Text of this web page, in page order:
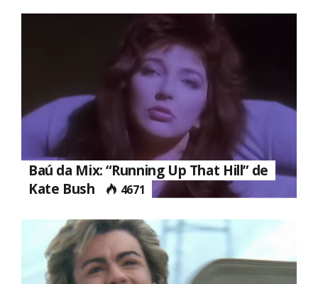
Baú da Mix: “Running Up That Hill” de
Kate Bush
4671